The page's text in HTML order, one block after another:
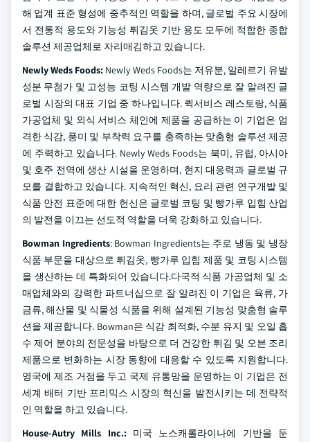
해 업계 표준 형성에 중추적인 역할을 하며, 글로벌 주요 시장에
서 전통적 용도와 기능성 튀김옷 기반 용도 모두에 적합한 종합
솔루션 제공업체로 자리매김하고 있습니다.
Newly Weds Foods: Newly Weds Foods는 저유분, 알레르기 유발
성분 무첨가 및 고성능 코팅 시스템 개발 역량으로 잘 알려진 글
로벌 시장의 대표 기업 중 하나입니다. 퀵서비스 레스토랑, 식품
가공업체 및 외식 서비스 체인에 제품을 공급하는 이 기업은 엄
격한 식감, 풍미 및 부착력 요구를 충족하는 맞춤형 솔루션 제공
에 주력하고 있습니다. Newly Weds Foods는 북미, 유럽, 아시아
및 호주 전역에 생산 시설을 운영하며, 현지 대응력과 글로벌 규
모를 결합하고 있습니다. 지속적인 혁신, 요리 관련 연구개발 및
식품 안전 표준에 대한 헌신은 글로벌 코팅 및 빵가루 입힘 산업
의 발전을 이끄는 선도적 역할을 더욱 강화하고 있습니다.
Bowman Ingredients: Bowman Ingredients는 주로 냉동 및 냉장
식품 부문을 대상으로 튀김옷, 빵가루 입힘 제품 및 코팅 시스템
을 생산하는 데 특화되어 있습니다.다국적 식품 가공업체 및 소
매업체와의 강력한 파트너십으로 잘 알려진 이 기업은 육류, 가
금류, 해산물 및 식물성 식품을 위해 설계된 기능성 맞춤형 솔루
션을 제공합니다. Bowman은 식감 최적화, 수분 유지 및 오일 흡
수 제어 분야의 전문성을 바탕으로 더 건강한 튀김 및 오븐 조리
제품으로 변화하는 시장 동향에 대응할 수 있도록 지원합니다.
영국에 제조 거점을 두고 국제 유통망을 운영하는 이 기업은 전
세계 배터 기반 프리믹스 시장의 혁신을 발전시키는 데 전략적
인 역할을 하고 있습니다.
House-Autry Mills Inc.: 미국 노스캐롤라이나에 기반을 둔